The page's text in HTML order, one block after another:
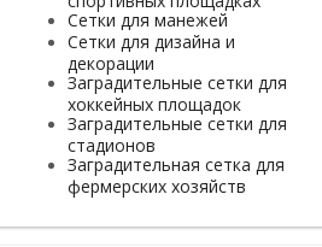
Сетки для манежей
Сетки для дизайна и
декорации
Заградительные сетки для
хоккейных площадок
Заградительные сетки для
стадионов
Заградительная сетка для
фермерских хозяйств